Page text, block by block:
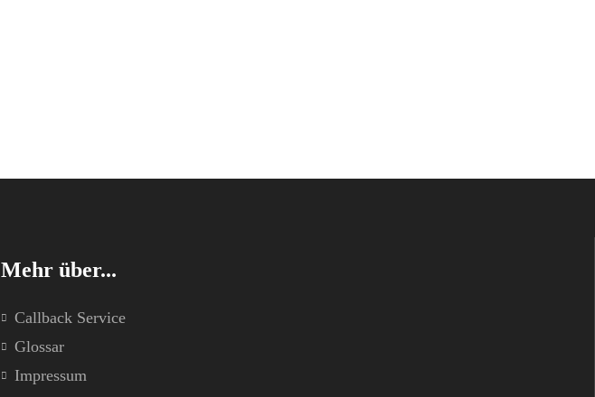
Mehr über...
Callback Service
Glossar
Impressum